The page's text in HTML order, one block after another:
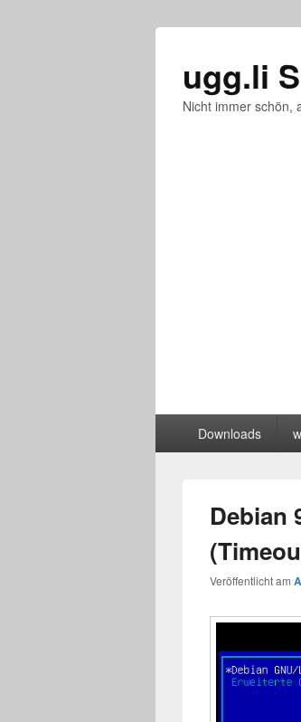
ugg.li
Nicht immer schön,
Downloads
Debian
Veröffentlicht am